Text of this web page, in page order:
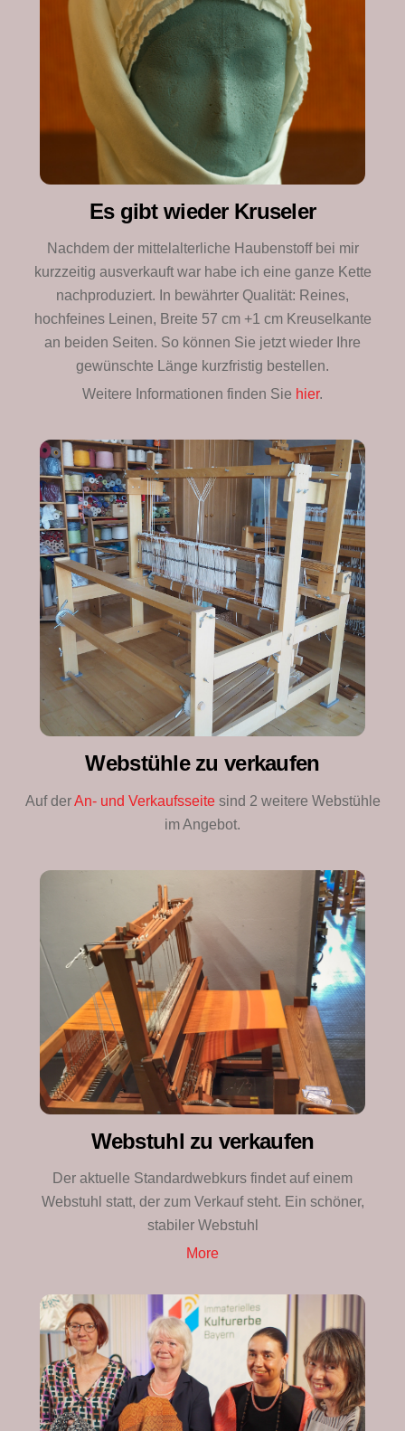
Es gibt wieder Kruseler
Nachdem der mittelalterliche Haubenstoff bei mir
kurzzeitig ausverkauft war habe ich eine ganze Kette
nachproduziert. In bewährter Qualität: Reines,
hochfeines Leinen, Breite 57 cm +1 cm Kreuselkante
an beiden Seiten. So können Sie jetzt wieder Ihre
gewünschte Länge kurzfristig bestellen.
Weitere Informationen finden Sie hier.
Webstühle zu verkaufen
Auf derAn- und Verkaufsseitesind 2 weitere Webstühle
im Angebot.
Webstuhl zu verkaufen
Der aktuelle Standardwebkurs findet auf einem
Webstuhl statt, der zum Verkauf steht. Ein schöner,
stabiler Webstuhl
More